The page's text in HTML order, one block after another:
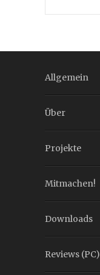
Allgemein
Über
Projekte
Mitmachen!
Downloads
Reviews (PC)